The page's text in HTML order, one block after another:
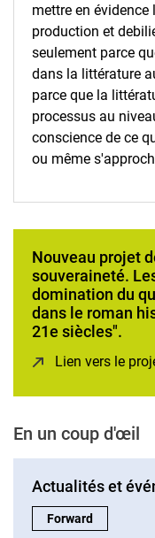
mettre en
production et
seulement parce
dans la littérature
parce que la
processus au
conscience­­ de ce
ou même
Nouveau projet
souveraineté.
domination du
dans le roman
21e siècles".
Lien vers le
En un coup d'œil
Actualités et
Actualités et
Forward